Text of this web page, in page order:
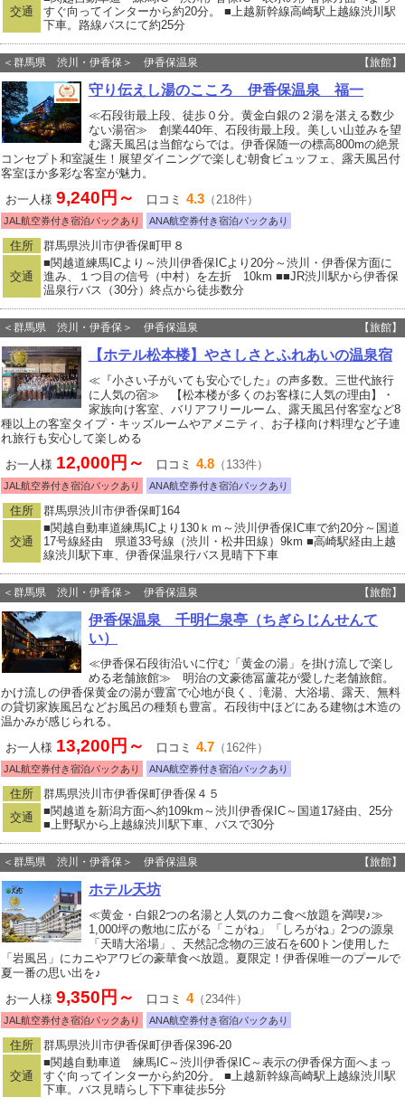
交通
すぐ向ってインターから約20分。 ■上越新幹線高崎駅上越線渋川駅
下車。路線バスにて約25分
＜群馬県 渋川・伊香保＞ 伊香保温泉 【旅館】
守り伝えし湯のこころ 伊香保温泉 福一
≪石段街最上段、徒歩０分。黄金白銀の２湯を湛える数少
ない湯宿≫ 創業440年、石段街最上段。美しい山並みを望
む露天風呂は当館ならでは。伊香保随一の標高800mの絶景
コンセプト和室誕生！展望ダイニングで楽しむ朝食ビュッフェ、露天風呂付
客室ほか多彩な客室が魅力。
お一人様 9,240円～ 口コミ 4.3 （218件）
JAL航空券付き宿泊パックあり ANA航空券付き宿泊パックあり
住所 群馬県渋川市伊香保町甲８
交通
■関越道練馬ICより～渋川伊香保ICより20分～渋川・伊香保方面に
進み、１つ目の信号（中村）を左折 10km ■■JR渋川駅から伊香保
温泉行バス（30分）終点から徒歩数分
＜群馬県 渋川・伊香保＞ 伊香保温泉 【旅館】
【ホテル松本楼】やさしさとふれあいの温泉宿
≪『小さい子がいても安心でした』の声多数。三世代旅行
に人気の宿≫ 【松本楼が多くのお客様に人気の理由】・
家族向け客室、バリアフリールーム、露天風呂付客室など8
種以上の客室タイプ・キッズルームやアメニティ、お子様向け料理など子連
れ旅行も安心して楽しめる
お一人様 12,000円～ 口コミ 4.8 （133件）
JAL航空券付き宿泊パックあり ANA航空券付き宿泊パックあり
住所 群馬県渋川市伊香保町164
交通
■関越自動車道練馬ICより130ｋｍ～渋川伊香保IC車で約20分～国道
17号線経由 県道33号線（渋川・松井田線）9km ■高崎駅経由上越
線渋川駅下車、伊香保温泉行バス見晴下下車
＜群馬県 渋川・伊香保＞ 伊香保温泉 【旅館】
伊香保温泉 千明仁泉亭（ちぎらじんせんて
い）
≪伊香保石段街沿いに佇む「黄金の湯」を掛け流しで楽し
める老舗旅館≫ 明治の文豪徳冨蘆花が愛した老舗旅館。
かけ流しの伊香保黄金の湯が豊富で心地が良く、滝湯、大浴場、露天、無料
の貸切家族風呂などお風呂の種類も豊富。石段街中ほどにある建物は木造の
温かみが感じられる。
お一人様 13,200円～ 口コミ 4.7 （162件）
JAL航空券付き宿泊パックあり ANA航空券付き宿泊パックあり
住所
群馬県渋川市伊香保町伊香保４５
交通
■関越道を新潟方面へ約109km～渋川伊香保IC～国道17経由、25分
■上野駅から上越線渋川駅下車、バスで30分
＜群馬県 渋川・伊香保＞ 伊香保温泉 【旅館】
ホテル天坊
≪黄金・白銀2つの名湯と人気のカニ食べ放題を満喫♪≫
1,000坪の敷地に広がる「こがね」「しろがね」2つの源泉
「天晴大浴場」、天然記念物の三波石を600トン使用した
「岩風呂」にカニやアワビの豪華食べ放題。夏限定！伊香保唯一のプールで
夏一番の思い出を♪
お一人様 9,350円～ 口コミ 4（234件）
JAL航空券付き宿泊パックあり ANA航空券付き宿泊パックあり
住所 群馬県渋川市伊香保町伊香保396-20
交通
■関越自動車道 練馬IC～渋川伊香保IC～表示の伊香保方面へまっ
すぐ向ってインターから約20分。 ■上越新幹線高崎駅上越線渋川駅
下車。バス見晴らし下下車徒歩5分